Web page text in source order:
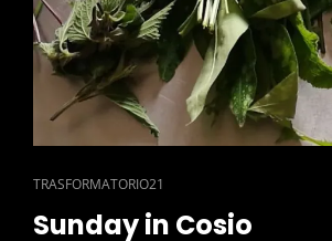
CAT
LINKS
TRASFORMATORIO21
Sunday in Cosio